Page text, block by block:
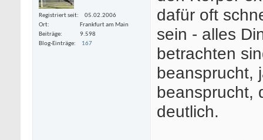
Registriert seit
05.02.2006
Ort
Frankfurt am Main
Beiträge
9.598
Blog-Einträge
167
dafür oft
sein - alles
betrachten
beansprucht,
beansprucht,
deutlich.